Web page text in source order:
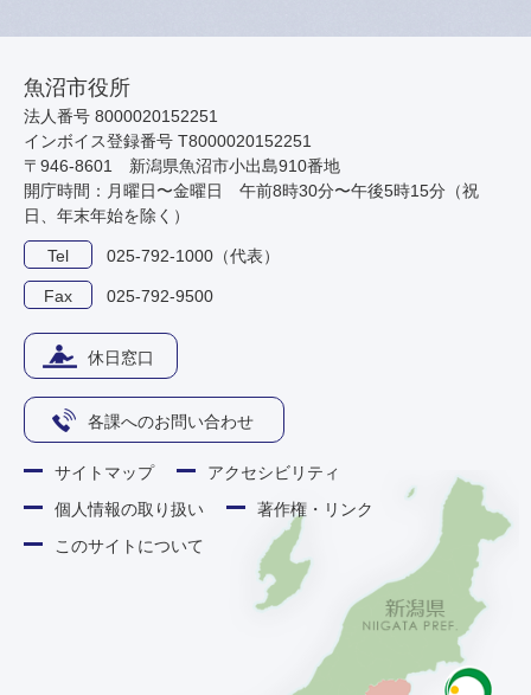
魚沼市役所
法人番号 8000020152251
インボイス登録番号 T8000020152251
〒946-8601 新潟県魚沼市小出島910番地
開庁時間：月曜日〜金曜日 午前8時30分〜午後5時15分（祝
日、年末年始を除く）
Tel 025-792-1000（代表）
Fax 025-792-9500
休日窓口
各課へのお問い合わせ
サイトマップ
アクセシビリティ
個人情報の取り扱い
著作権・リンク
このサイトについて